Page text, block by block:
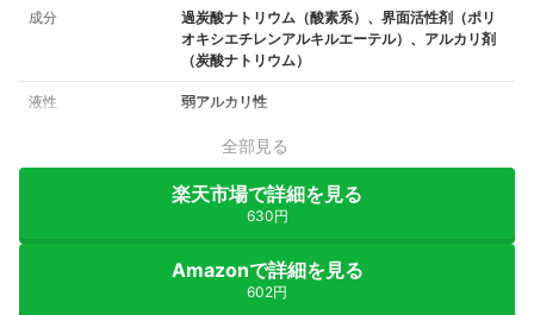
成分
過炭酸ナトリウム（酸素系）、界面活性剤（ポリ
オキシエチレンアルキルエーテル）、アルカリ剤
（炭酸ナトリウム）
液性 弱アルカリ性
全部見る
楽天市場で詳細を見る
630円
Amazonで詳細を見る
602円